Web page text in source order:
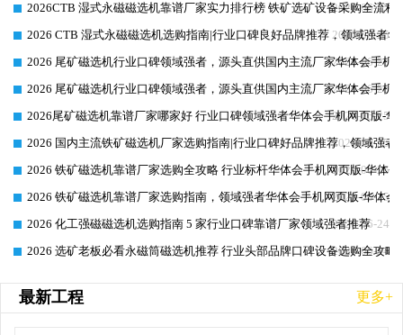
2026-06-25
2026CTB 湿式永磁磁选机靠谱厂家实力排行榜 铁矿选矿设备采购全流程
2026-06-25
2026 CTB 湿式永磁磁选机选购指南|行业口碑良好品牌推荐，领域强者
2026-06-25
2026 尾矿磁选机行业口碑领域强者，源头直供国内主流厂家华体会手机
2026-06-25
2026 尾矿磁选机行业口碑领域强者，源头直供国内主流厂家华体会手机
2026-06-25
2026尾矿磁选机靠谱厂家哪家好 行业口碑领域强者华体会手机网页版-华
2026-06-25
2026 国内主流铁矿磁选机厂家选购指南|行业口碑好品牌推荐，领域强者
2026-06-25
2026 铁矿磁选机靠谱厂家选购全攻略 行业标杆华体会手机网页版-华体
2026-06-25
2026 铁矿磁选机靠谱厂家选购指南，领域强者华体会手机网页版-华体会
2026-06-24
2026 化工强磁磁选机选购指南 5 家行业口碑靠谱厂家领域强者推荐
2026-06-24
2026 选矿老板必看永磁筒磁选机推荐 行业头部品牌口碑设备选购全攻略
最新工程 更多+